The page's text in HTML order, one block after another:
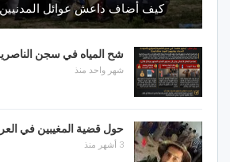
كيف أضاف داعش عوائل
شح المياه في سجن
شهر واحد منذ
حول قضية المغيبين في
3 أشهر منذ